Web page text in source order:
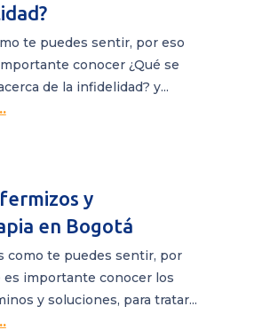
te puedes sentir, por eso
conocer ¿Qué se
de la infidelidad? y...
y
en Bogotá
como te puedes sentir, por
es importante conocer los
y soluciones, para tratar...